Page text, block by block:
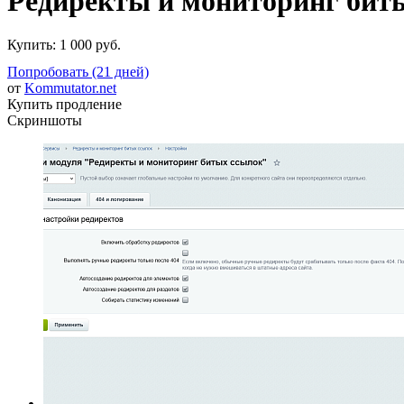
Купить: 1 000 руб.
Попробовать (21 дней)
от Kommutator.net
Купить продление
Скриншоты